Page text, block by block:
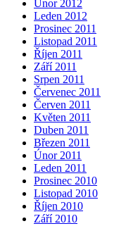
Únor 2012
Leden 2012
Prosinec 2011
Listopad 2011
Říjen 2011
Září 2011
Srpen 2011
Červenec 2011
Červen 2011
Květen 2011
Duben 2011
Březen 2011
Únor 2011
Leden 2011
Prosinec 2010
Listopad 2010
Říjen 2010
Září 2010